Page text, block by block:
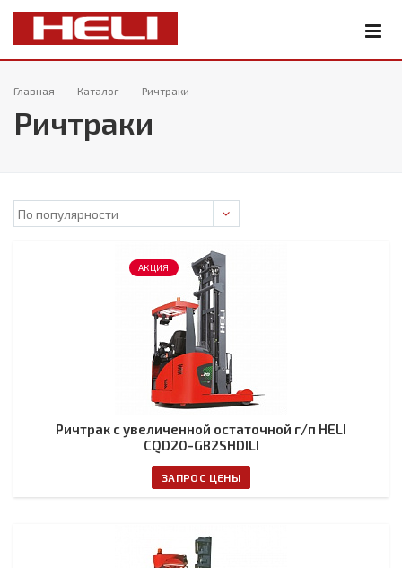
Главная Каталог Ричтраки
Ричтраки
АКЦИЯ
Ричтрак с увеличенной остаточной г/п HELI
CQD20-GB2SHDILI
ЗАПРОС ЦЕНЫ